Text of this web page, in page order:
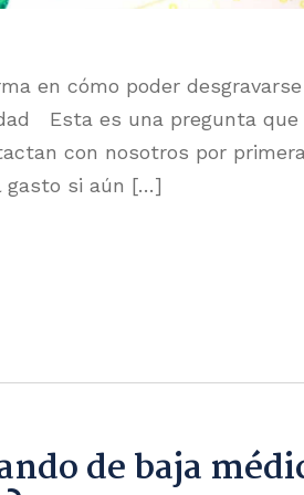
en cómo poder
Esta es una pregunta
con nosotros por
gasto si aún […]
de baja